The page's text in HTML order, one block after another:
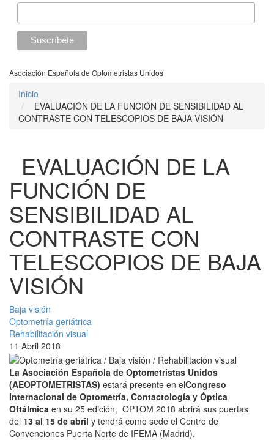
Asociación Española de Optometristas Unidos
Inicio
EVALUACIÓN DE LA FUNCIÓN DE SENSIBILIDAD AL
CONTRASTE CON TELESCOPIOS DE BAJA VISIÓN
EVALUACIÓN DE LA
FUNCIÓN DE
SENSIBILIDAD AL
CONTRASTE CON
TELESCOPIOS DE BAJA
VISIÓN
Baja visión
Optometría geriátrica
Rehabilitación visual
11 Abril 2018
La Asociación Española de Optometristas Unidos
(AEOPTOMETRISTAS) estará presente en elCongreso
Internacional de Optometría, Contactología y Óptica
Oftálmica en su 25 edición, OPTOM 2018 abrirá sus puertas
del 13 al 15 de abril y tendrá como sede el Centro de
Convenciones Puerta Norte de IFEMA (Madrid).